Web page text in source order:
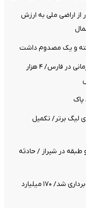
در البرز/بازپس‌گیری ۳۱ هکتار از اراضی ملی به ارزش
و یک مصدوم داشت
بهره‌برداری از سه طرح راهبردی آموزشی و درمانی در فارس/ ۴ هزار
پاک
لیگ برتر/ تکمیل
در شیراز / حادثه
پل راه‌آهن هشتگرد پس از ۹ سال آماده بهره‌برداری شد/ ۱۷۰ میلیارد